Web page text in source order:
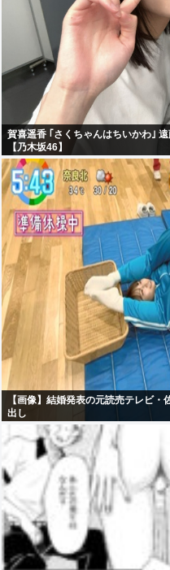
賀喜遥香 ｢さくちゃんはちいかわ｣
【乃木坂46】
【画像】結婚発表の元読売テレビ
出し